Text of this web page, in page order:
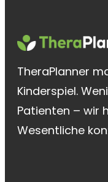
TheraPlanner
Kinderspiel.
Patienten – wir
Wesentliche